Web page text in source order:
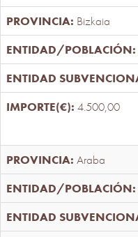
Bizkaia
4.500,00
Araba